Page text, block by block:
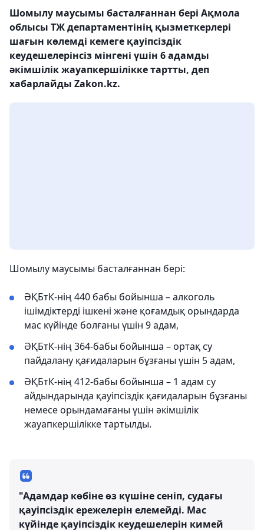
Шомылу маусымы басталғаннан бері Ақмола
облысы ТЖ департаментінің қызметкерлері
шағын көлемді кемеге қауіпсіздік
кеудешелерінсіз мінгені үшін 6 адамды
әкімшілік жауапкершілікке тартты, деп
хабарлайды Zakon.kz.
Шомылу маусымы басталғаннан бері:
ӘҚБтК-нің 440 бабы бойынша – алкоголь
ішімдіктерді ішкені және қоғамдық орындарда
мас күйінде болғаны үшін 9 адам,
ӘҚБтК-нің 364-бабы бойынша – ортақ су
пайдалану қағидаларын бұзғаны үшін 5 адам,
ӘҚБтК-нің 412-бабы бойынша – 1 адам су
айдындарында қауіпсіздік қағидаларын бұзғаны
немесе орындамағаны үшін әкімшілік
жауапкершілікке тартылды.
"Адамдар көбіне өз күшіне сеніп, судағы
қауіпсіздік ережелерін елемейді. Мас
күйінде қауіпсіздік кеудешелерін кимей